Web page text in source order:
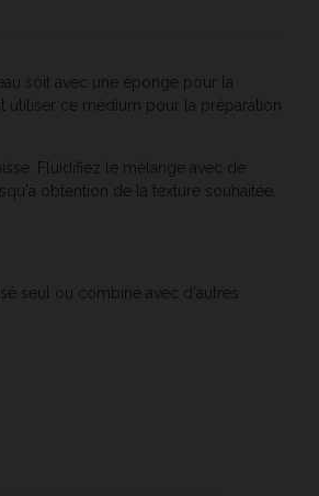
soit avec une éponge pour la
utiliser ce médium pour la préparation
Fluidifiez le mélange avec de
obtention de la texture souhaitée.
seul ou combiné avec d'autres